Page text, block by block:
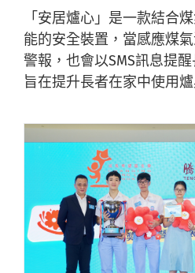
「安居爐心」是一款結合
能的安全裝置，當感應煤
警報，也會以SMS訊息提
旨在提升長者在家中使用